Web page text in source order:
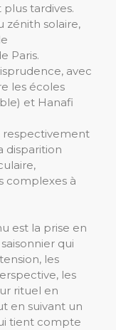
plus tardives.
zénith solaire,
Paris.
avec
les écoles
et Hanafi
respectivement
disparition
complexes à
est la prise en
qui
les
les
rituel en
en suivant un
tient compte